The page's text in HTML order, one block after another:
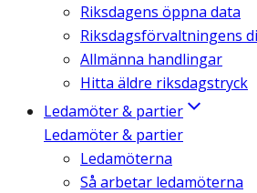
Riksdagens öppna data
Riksdagsförvaltningens
Allmänna handlingar
Hitta äldre riksdagstryck
Ledamöter & partier
Ledamöter & partier
Ledamöterna
Så arbetar ledamöterna